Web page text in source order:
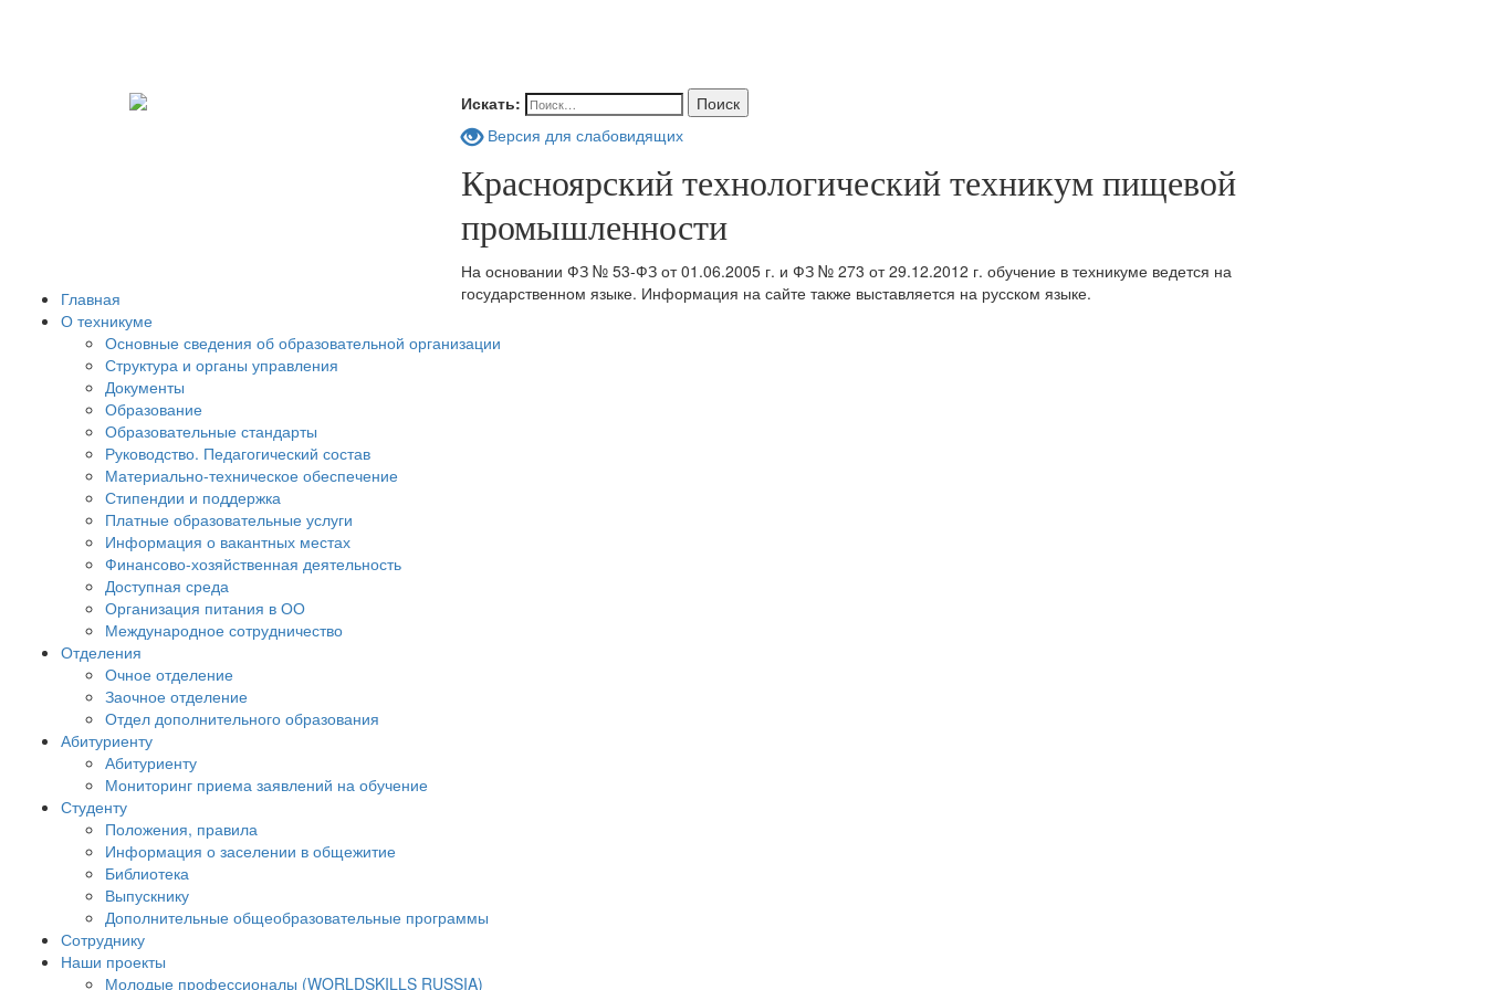
Искать:
Поиск
Версия для слабовидящих
Красноярский технологический техникум пищевой
промышленности
На основании ФЗ № 53-ФЗ от 01.06.2005 г. и ФЗ № 273 от 29.12.2012 г. обучение в техникуме ведется на
государственном языке. Информация на сайте также выставляется на русском языке.
Главная
О техникуме
Основные сведения об образовательной организации
Структура и органы управления
Документы
Образование
Образовательные стандарты
Руководство. Педагогический состав
Материально-техническое обеспечение
Стипендии и поддержка
Платные образовательные услуги
Информация о вакантных местах
Финансово-хозяйственная деятельность
Доступная среда
Организация питания в ОО
Международное сотрудничество
Отделения
Очное отделение
Заочное отделение
Отдел дополнительного образования
Абитуриенту
Абитуриенту
Мониторинг приема заявлений на обучение
Студенту
Положения, правила
Информация о заселении в общежитие
Библиотека
Выпускнику
Дополнительные общеобразовательные программы
Сотруднику
Наши проекты
Молодые профессионалы (WORLDSKILLS RUSSIA)